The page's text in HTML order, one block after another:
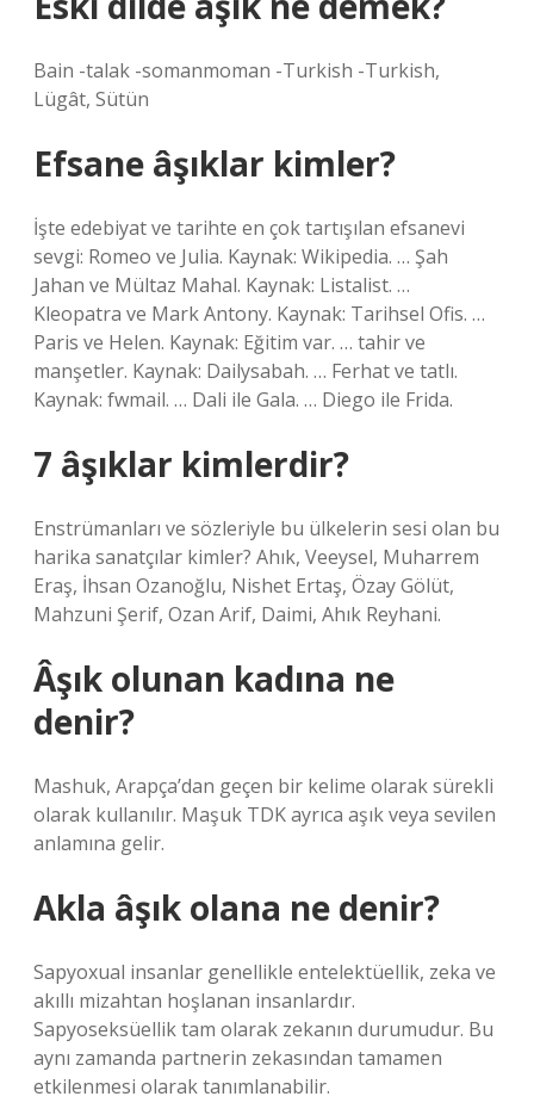
Bain -talak -somanmoman -Turkish -Turkish,
Lügât, Sütün
Efsane âşıklar kimler?
İşte edebiyat ve tarihte en çok tartışılan efsanevi
sevgi: Romeo ve Julia. Kaynak: Wikipedia. … Şah
Jahan ve Mültaz Mahal. Kaynak: Listalist. …
Kleopatra ve Mark Antony. Kaynak: Tarihsel Ofis. …
Paris ve Helen. Kaynak: Eğitim var. … tahir ve
manşetler. Kaynak: Dailysabah. … Ferhat ve tatlı.
Kaynak: fwmail. … Dali ile Gala. … Diego ile Frida.
7 âşıklar kimlerdir?
Enstrümanları ve sözleriyle bu ülkelerin sesi olan bu
harika sanatçılar kimler? Ahık, Veeysel, Muharrem
Eraş, İhsan Ozanoğlu, Nishet Ertaş, Özay Gölüt,
Mahzuni Şerif, Ozan Arif, Daimi, Ahık Reyhani.
Âşık olunan kadına ne
denir?
Mashuk, Arapça’dan geçen bir kelime olarak sürekli
olarak kullanılır. Maşuk TDK ayrıca aşık veya sevilen
anlamına gelir.
Akla âşık olana ne denir?
Sapyoxual insanlar genellikle entelektüellik, zeka ve
akıllı mizahtan hoşlanan insanlardır.
Sapyoseksüellik tam olarak zekanın durumudur. Bu
aynı zamanda partnerin zekasından tamamen
etkilenmesi olarak tanımlanabilir.